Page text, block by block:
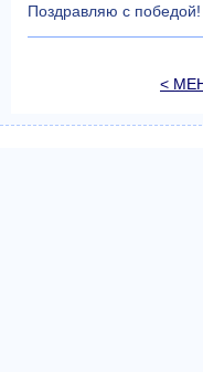
Поздравляю с
<